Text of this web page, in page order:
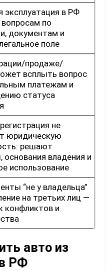
эксплуатация в РФ
по
документам и
поле
продаже/
всплыть вопрос
платежам и
статуса
не
юридическую
решают
владения и
использование
“не у владельца”
на третьих лиц —
конфликтов и
авто из
РФ